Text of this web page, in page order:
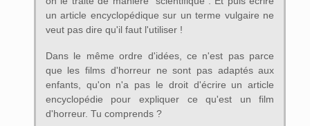
un article encyclopédique sur un terme vulgaire ne
veut pas dire qu'il faut l'utiliser !
Dans le même ordre d'idées, ce n'est pas parce
que les films d'horreur ne sont pas adaptés aux
enfants, qu'on n'a pas le droit d'écrire un article
encyclopédie pour expliquer ce qu'est un film
d'horreur. Tu comprends ?